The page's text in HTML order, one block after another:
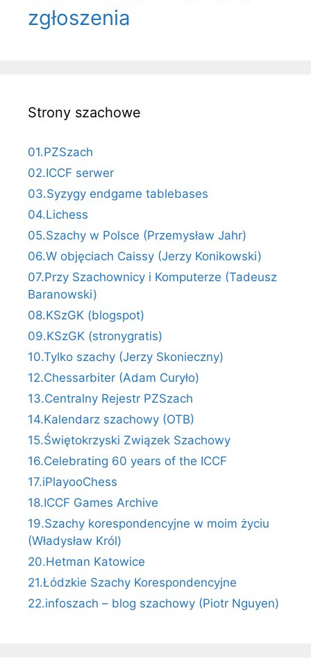
zgłoszenia
Strony szachowe
01.PZSzach
02.ICCF serwer
03.Syzygy endgame tablebases
04.Lichess
05.Szachy w Polsce (Przemysław Jahr)
06.W objęciach Caissy (Jerzy Konikowski)
07.Przy Szachownicy i Komputerze (Tadeusz
Baranowski)
08.KSzGK (blogspot)
09.KSzGK (stronygratis)
10.Tylko szachy (Jerzy Skonieczny)
12.Chessarbiter (Adam Curyło)
13.Centralny Rejestr PZSzach
14.Kalendarz szachowy (OTB)
15.Świętokrzyski Związek Szachowy
16.Celebrating 60 years of the ICCF
17.iPlayooChess
18.ICCF Games Archive
19.Szachy korespondencyjne w moim życiu
(Władysław Król)
20.Hetman Katowice
21.Łódzkie Szachy Korespondencyjne
22.infoszach – blog szachowy (Piotr Nguyen)